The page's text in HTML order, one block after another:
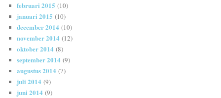
februari 2015 (10)
januari 2015 (10)
december 2014 (10)
november 2014 (12)
oktober 2014 (8)
september 2014 (9)
augustus 2014 (7)
juli 2014 (9)
juni 2014 (9)